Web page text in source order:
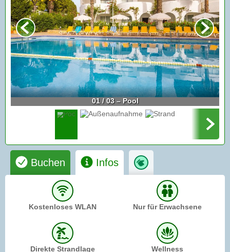
01 / 03 – Pool
Buchen Infos
Kostenloses WLAN Nur für Erwachsene
Direkte Strandlage Wellness